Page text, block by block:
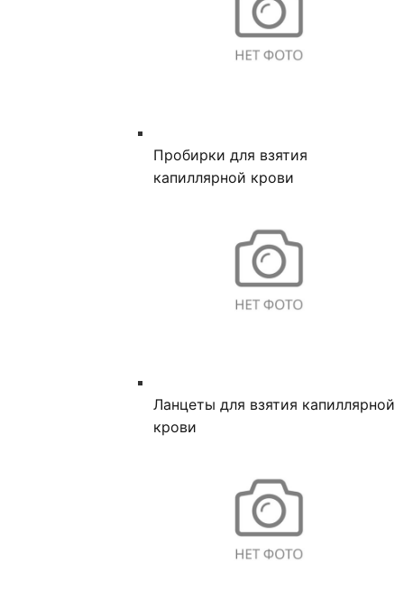
Пробирки для взятия
капиллярной крови
Ланцеты для взятия капиллярной
крови